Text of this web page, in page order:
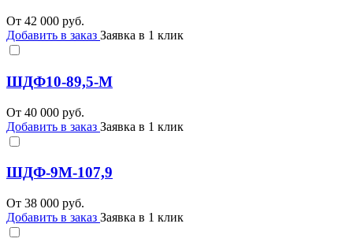
От 42 000 руб.
Добавить в заказ Заявка в 1 клик
ШДФ10-89,5-М
От 40 000 руб.
Добавить в заказ Заявка в 1 клик
ШДФ-9М-107,9
От 38 000 руб.
Добавить в заказ Заявка в 1 клик